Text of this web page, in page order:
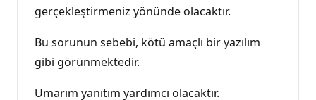
gerçekleştirmeniz yönünde olacaktır.
Bu sorunun sebebi, kötü amaçlı bir yazılım
gibi görünmektedir.
Umarım yanıtım yardımcı olacaktır.